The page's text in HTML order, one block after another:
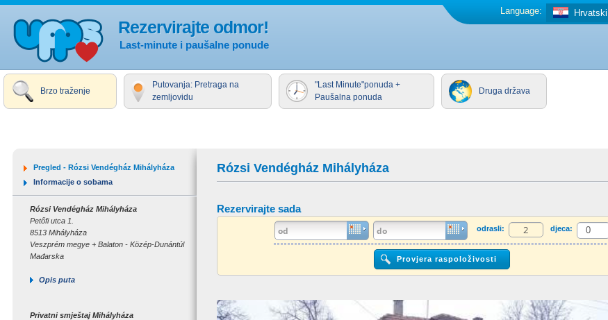
Rezervirajte odmor!
Last-minute i paušalne ponude
Hrvatski
Language:
Brzo traženje
Putovanja: Pretraga na
zemljovidu
"Last Minute"ponuda +
Paušalna ponuda
Druga država
Rózsi Vendégház Mihályháza
Rezervirajte sada
odrasli: djeca:
Pregled - Rózsi Vendégház Mihályháza
Informacije o sobama
Rózsi Vendégház Mihályháza
Petőfi utca 1.
8513 Mihályháza
Veszprém megye + Balaton - Közép-Dunántúl
Mađarska
Opis puta
Privatni smještaj Mihályháza